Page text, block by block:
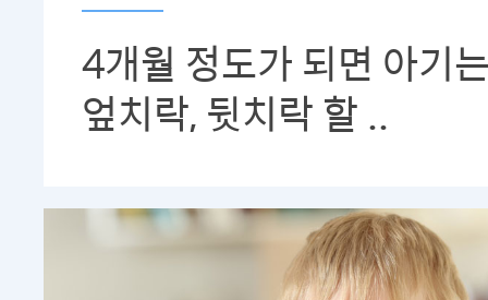
4개월 정도가 되면 아기
엎치락, 뒷치락 할 ..